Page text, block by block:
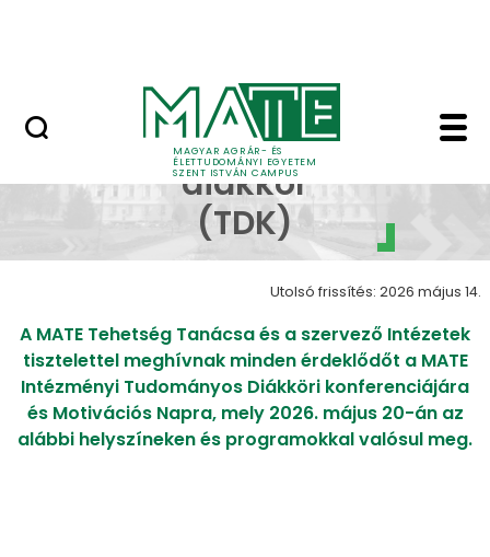
MAGYAR AGRÁR- ÉS
ÉLETTUDOMÁNYI EGYETEM
SZENT ISTVÁN CAMPUS
Tudományos diákkör
Tudományos
diákkör
(TDK)
Utolsó frissítés: 2026 május 14.
A MATE Tehetség Tanácsa és a szervező Intézetek
tisztelettel meghívnak minden érdeklődőt a MATE
Intézményi Tudományos Diákköri konferenciájára
és Motivációs Napra, mely 2026. május 20-án az
alábbi helyszíneken és programokkal valósul meg.